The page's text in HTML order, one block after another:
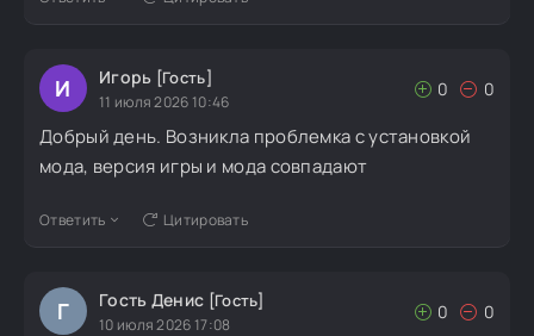
И Игорь [Гость]
11 июля 2026 10:46
0 0
Добрый день. Возникла проблемка с установкой
мода, версия игры и мода совпадают
Ответить Цитировать
Г Гость Денис [Гость]
10 июля 2026 17:08
0 0